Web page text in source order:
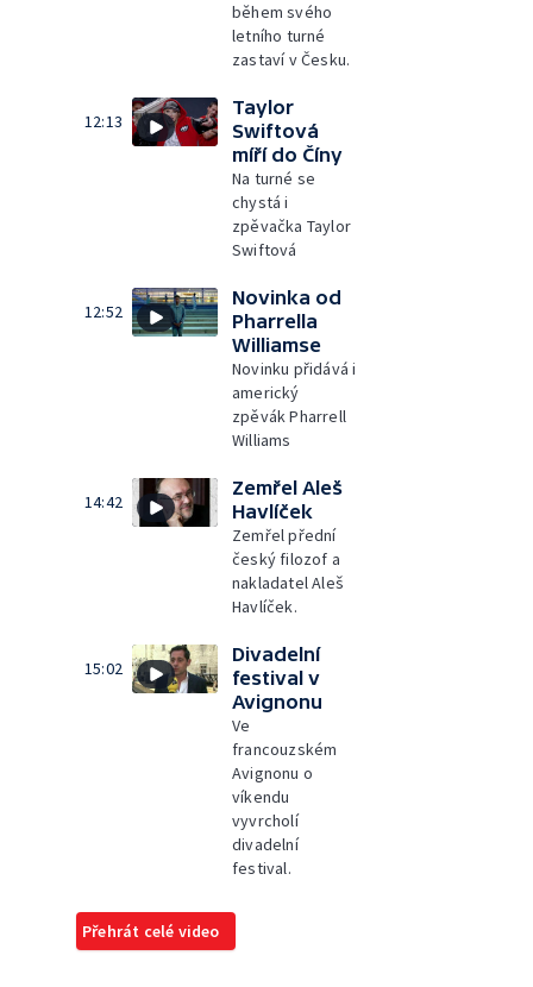
během svého
letního turné
zastaví v Česku.
12:13
Taylor
Swiftová
míří do Číny
Na turné se
chystá i
zpěvačka Taylor
Swiftová
12:52
Novinka od
Pharrella
Williamse
Novinku přidává i
americký
zpěvák Pharrell
Williams
14:42
Zemřel Aleš
Havlíček
Zemřel přední
český filozof a
nakladatel Aleš
Havlíček.
15:02
Divadelní
festival v
Avignonu
Ve
francouzském
Avignonu o
víkendu
vyvrcholí
divadelní
festival.
Přehrát celé video